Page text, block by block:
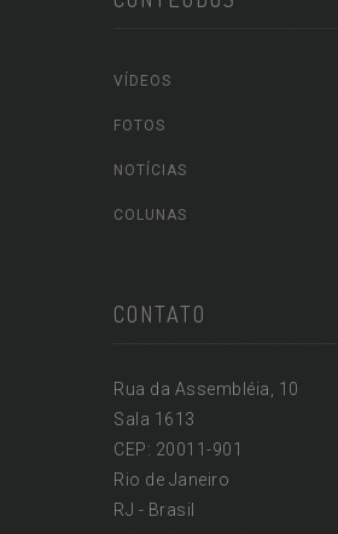
VÍDEOS
FOTOS
NOTÍCIAS
COLUNAS
CONTATO
Rua da Assembléia, 10
Sala 1613
CEP: 20011-901
Rio de Janeiro
RJ - Brasil